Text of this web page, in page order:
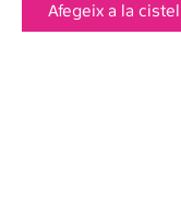
Afegeix a la